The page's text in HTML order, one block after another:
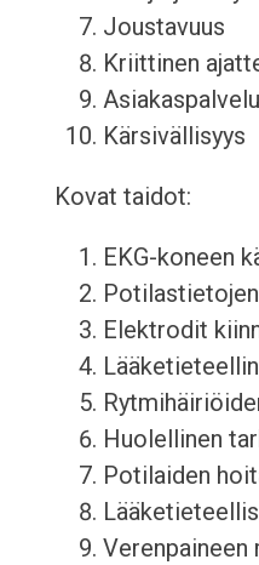
Joustavuus
Kriittinen
Asiakaspalvelu
Kärsivällisyys
Kovat taidot:
EKG-koneen
Elektrodit
Huolellinen
Potilaiden
Verenpaineen